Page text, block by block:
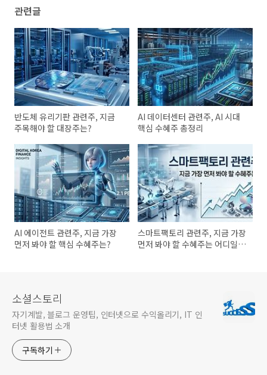
관련글
반도체 유리기판 관련주, 지금
주목해야 할 대장주는?
AI 데이터센터 관련주, AI 시대
핵심 수혜주 총정리
AI 에이전트 관련주, 지금 가장
먼저 봐야 할 핵심 수혜주는?
스마트팩토리 관련주, 지금 가장
먼저 봐야 할 수혜주는 어디일
소셜스토리
자기계발, 블로그 운영팁, 인터넷으로 수익올리기, IT 인
터넷 활용법 소개
구독하기